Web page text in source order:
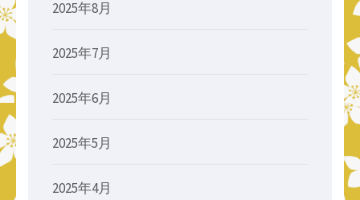
2025年8月
2025年7月
2025年6月
2025年5月
2025年4月